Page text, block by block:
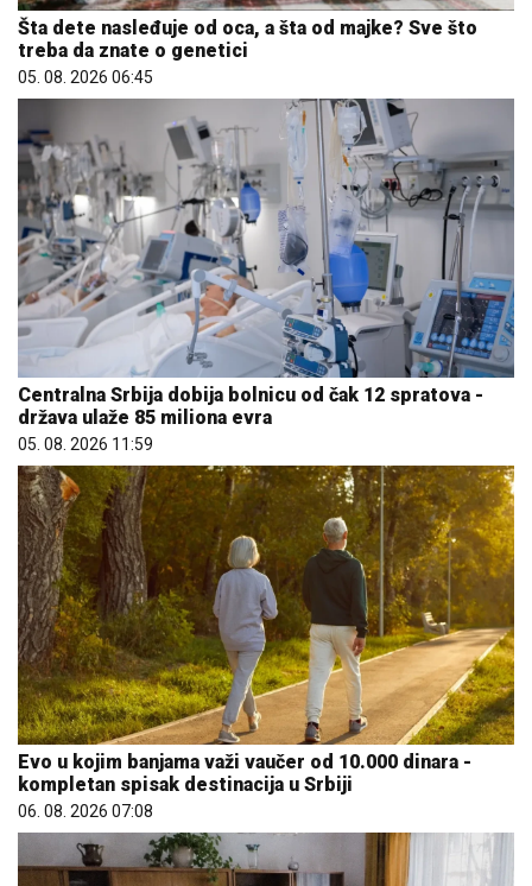
Šta dete nasleđuje od oca, a šta od majke? Sve što
treba da znate o genetici
05. 08. 2026 06:45
Centralna Srbija dobija bolnicu od čak 12 spratova -
država ulaže 85 miliona evra
05. 08. 2026 11:59
Evo u kojim banjama važi vaučer od 10.000 dinara -
kompletan spisak destinacija u Srbiji
06. 08. 2026 07:08